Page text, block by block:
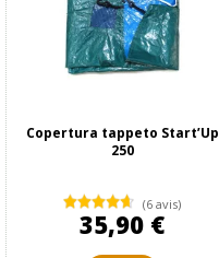
Copertura tappeto Start’Up
250
(6 avis)
35,90 €